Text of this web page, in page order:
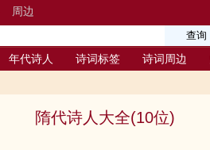
周边
年代诗人 诗词标签 诗词周边
隋代诗人大全(10位)